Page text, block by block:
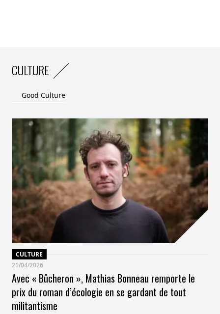
CULTURE
Good Culture
CULTURE
21/04/2026
Avec « Bûcheron », Mathias Bonneau remporte le
prix du roman d’écologie en se gardant de tout
militantisme